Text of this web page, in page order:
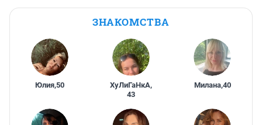
ЗНАКОМСТВА
Юлия,50 ХуЛиГаНкА,
43
Милана,40